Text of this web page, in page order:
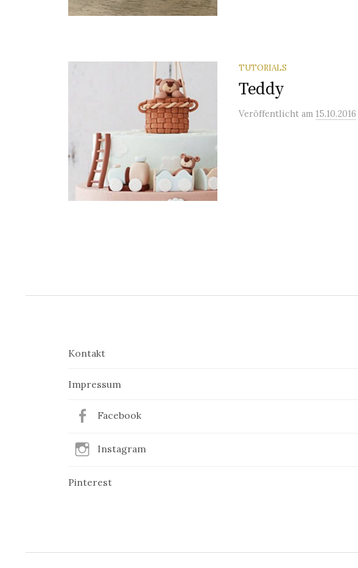
TUTORIALS
Teddy
Veröffentlicht am 15.10.2016
Kontakt
Impressum
Facebook
Instagram
Pinterest